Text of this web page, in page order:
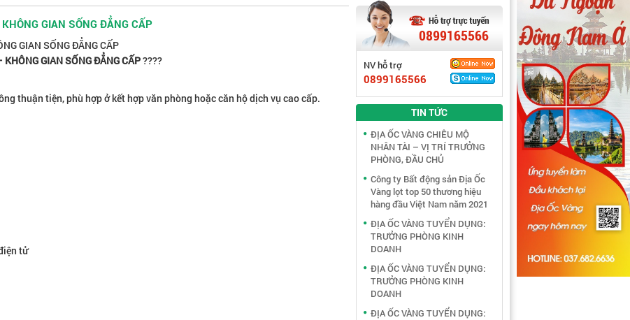
GIAN SỐNG ĐẲNG CẤP
GIAN SỐNG ĐẲNG CẤP
GIAN SỐNG ĐẲNG CẤP????
thuận tiện, phù hợp ở kết hợp văn phòng hoặc căn hộ dịch vụ cao cấp.
tử
0899165566
NV hỗ trợ
0899165566
TIN TỨC
ĐỊA ỐC VÀNG CHIÊU MỘ
NHÂN TÀI – VỊ TRÍ TRƯỞNG
PHÒNG, ĐẦU CHỦ
Công ty Bất động sản Địa Ốc
Vàng lọt top 50 thương hiệu
hàng đầu Việt Nam năm 2021
ĐỊA ỐC VÀNG TUYỂN DỤNG:
TRƯỞNG PHÒNG KINH
DOANH
ĐỊA ỐC VÀNG TUYỂN DỤNG:
TRƯỞNG PHÒNG KINH
DOANH
ĐỊA ỐC VÀNG TUYỂN DỤNG: